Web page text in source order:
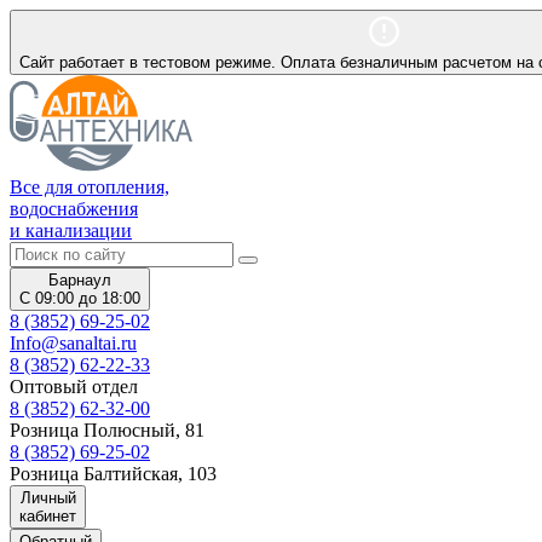
Сайт работает в тестовом режиме. Оплата безналичным расчетом на
Все для отопления,
водоснабжения
и канализации
Барнаул
С 09:00 до 18:00
8 (3852) 69-25-02
Info@sanaltai.ru
8 (3852) 62-22-33
Оптовый отдел
8 (3852) 62-32-00
Розница Полюсный, 81
8 (3852) 69-25-02
Розница Балтийская, 103
Личный
кабинет